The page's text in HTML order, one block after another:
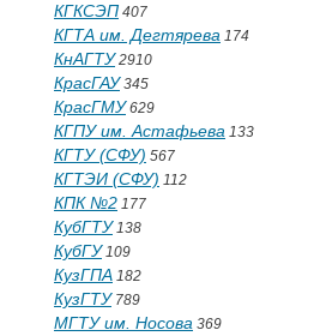
КГКСЭП 407
КГТА им. Дегтярева 174
КнАГТУ2910
КрасГАУ345
КрасГМУ629
КГПУ им. Астафьева 133
КГТУ (СФУ) 567
КГТЭИ (СФУ) 112
КПК №2 177
КубГТУ138
КубГУ109
КузГПА 182
КузГТУ789
МГТУ им. Носова 369